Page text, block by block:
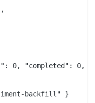
0, "completed": 0,
backfill" }